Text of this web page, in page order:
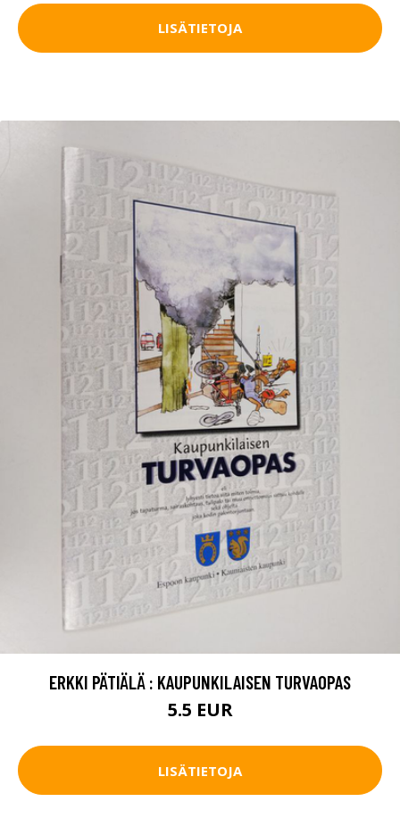
LISÄTIETOJA
ERKKI PÄTIÄLÄ : KAUPUNKILAISEN TURVAOPAS
5.5 EUR
LISÄTIETOJA